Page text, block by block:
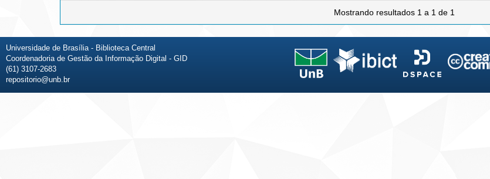
Mostrando resultados 1 a 1 de 1
Universidade de Brasília - Biblioteca Central
Coordenadoria de Gestão da Informação Digital - GID
(61) 3107-2683
repositorio@unb.br